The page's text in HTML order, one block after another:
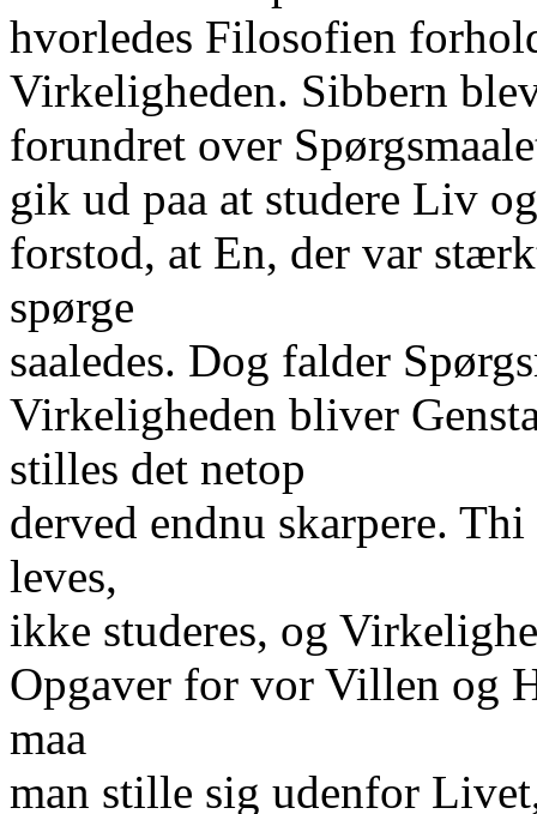
hvorledes Filosofien
Virkeligheden. Sibbern
forundret over
gik ud paa at studere Liv
forstod, at En, der var
spørge
saaledes. Dog falder
Virkeligheden bliver
stilles det netop
derved endnu skarpere.
leves,
ikke studeres, og
Opgaver for vor Villen og
maa
man stille sig udenfor